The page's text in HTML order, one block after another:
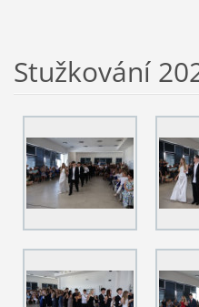
Stužkování